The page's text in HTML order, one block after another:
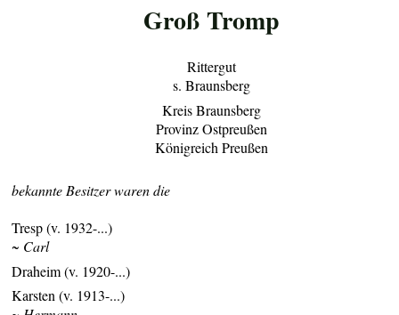
Groß Tromp
Rittergut
s. Braunsberg
Kreis Braunsberg
Provinz Ostpreußen
Königreich Preußen
bekannte Besitzer waren die
Tresp (v. 1932-...)
~ Carl
Draheim (v. 1920-...)
Karsten (v. 1913-...)